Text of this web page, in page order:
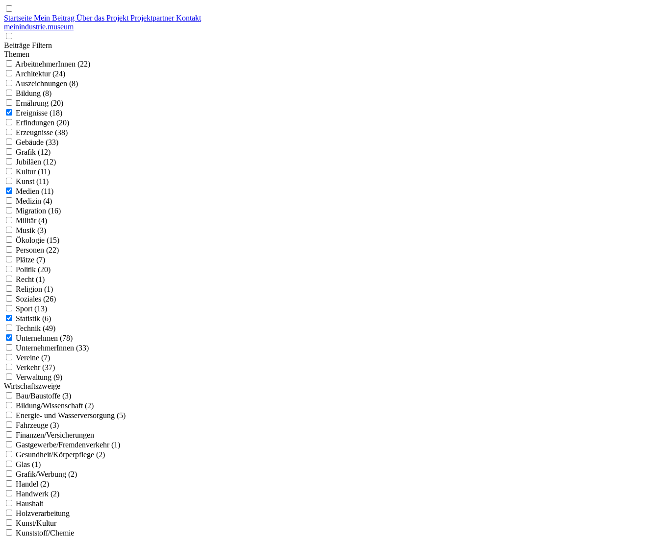
Startseite Mein Beitrag Über das Projekt ProjektpartnerKontakt
meinindustrie.museum
Beiträge Filtern
Themen
ArbeitnehmerInnen (22)
Architektur (24)
Auszeichnungen (8)
Bildung (8)
Ernährung (20)
Ereignisse (18)
Erfindungen (20)
Erzeugnisse (38)
Gebäude (33)
Grafik (12)
Jubiläen (12)
Kultur (11)
Kunst (11)
Medien (11)
Medizin (4)
Migration (16)
Militär (4)
Musik (3)
Ökologie (15)
Personen (22)
Plätze (7)
Politik (20)
Recht (1)
Religion (1)
Soziales (26)
Sport (13)
Statistik (6)
Technik (49)
Unternehmen (78)
UnternehmerInnen (33)
Vereine (7)
Verkehr (37)
Verwaltung (9)
Wirtschaftszweige
Bau/Baustoffe (3)
Bildung/Wissenschaft (2)
Energie- und Wasserversorgung (5)
Fahrzeuge (3)
Finanzen/Versicherungen
Gastgewerbe/Fremdenverkehr (1)
Gesundheit/Körperpflege (2)
Glas (1)
Grafik/Werbung (2)
Handel (2)
Handwerk (2)
Haushalt
Holzverarbeitung
Kunst/Kultur
Kunststoff/Chemie